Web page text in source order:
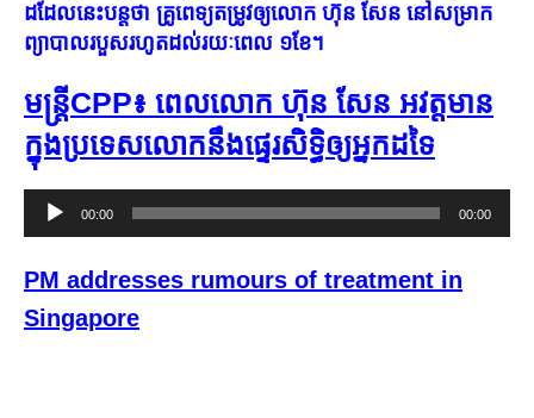
ដដែល​នេះ​បន្ត​ថា គ្រូពេទ្យ​តម្រូវ​ឲ្យ​លោក ហ៊ុន សែន នៅ​សម្រាក​
ព្យាបាល​របួស​រហូត​ដល់​រយៈពេល ១​ខែ។
មន្ត្រី​CPP៖ ពេល​លោក ហ៊ុន សែន អវត្តមាន​
ក្នុង​ប្រទេស​លោក​នឹង​ផ្ទេរ​សិទ្ធិ​ឲ្យ​អ្នក​ដទៃ
Audio
Player
00:00 00:00
PM addresses rumours of treatment in
Singapore